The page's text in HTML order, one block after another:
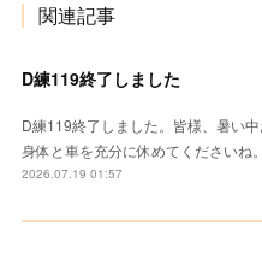
関連記事
D練119終了しました
D練119終了しました。皆様、暑い
身体と車を充分に休めてください
2026.07.19 01:57